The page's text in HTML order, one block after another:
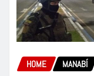
HOME MANABÍ